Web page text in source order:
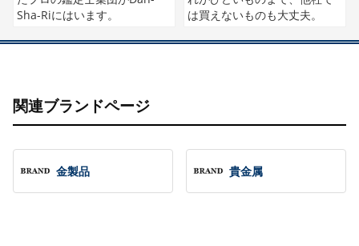
Sha-Riにはいます。
は買えないものも大丈夫。
関連ブランドページ
金製品 貴金属